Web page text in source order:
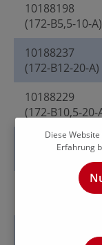
10188198
(172-B5,5-10-A)
10188237
(172-B12-20-A)
10188229
(172-B10,5-20-
10188232
(172-B11-20-A)
Diese
Erfahrung